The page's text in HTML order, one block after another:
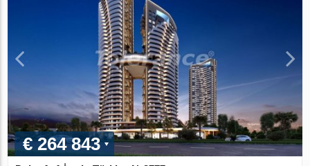
€ 264 843